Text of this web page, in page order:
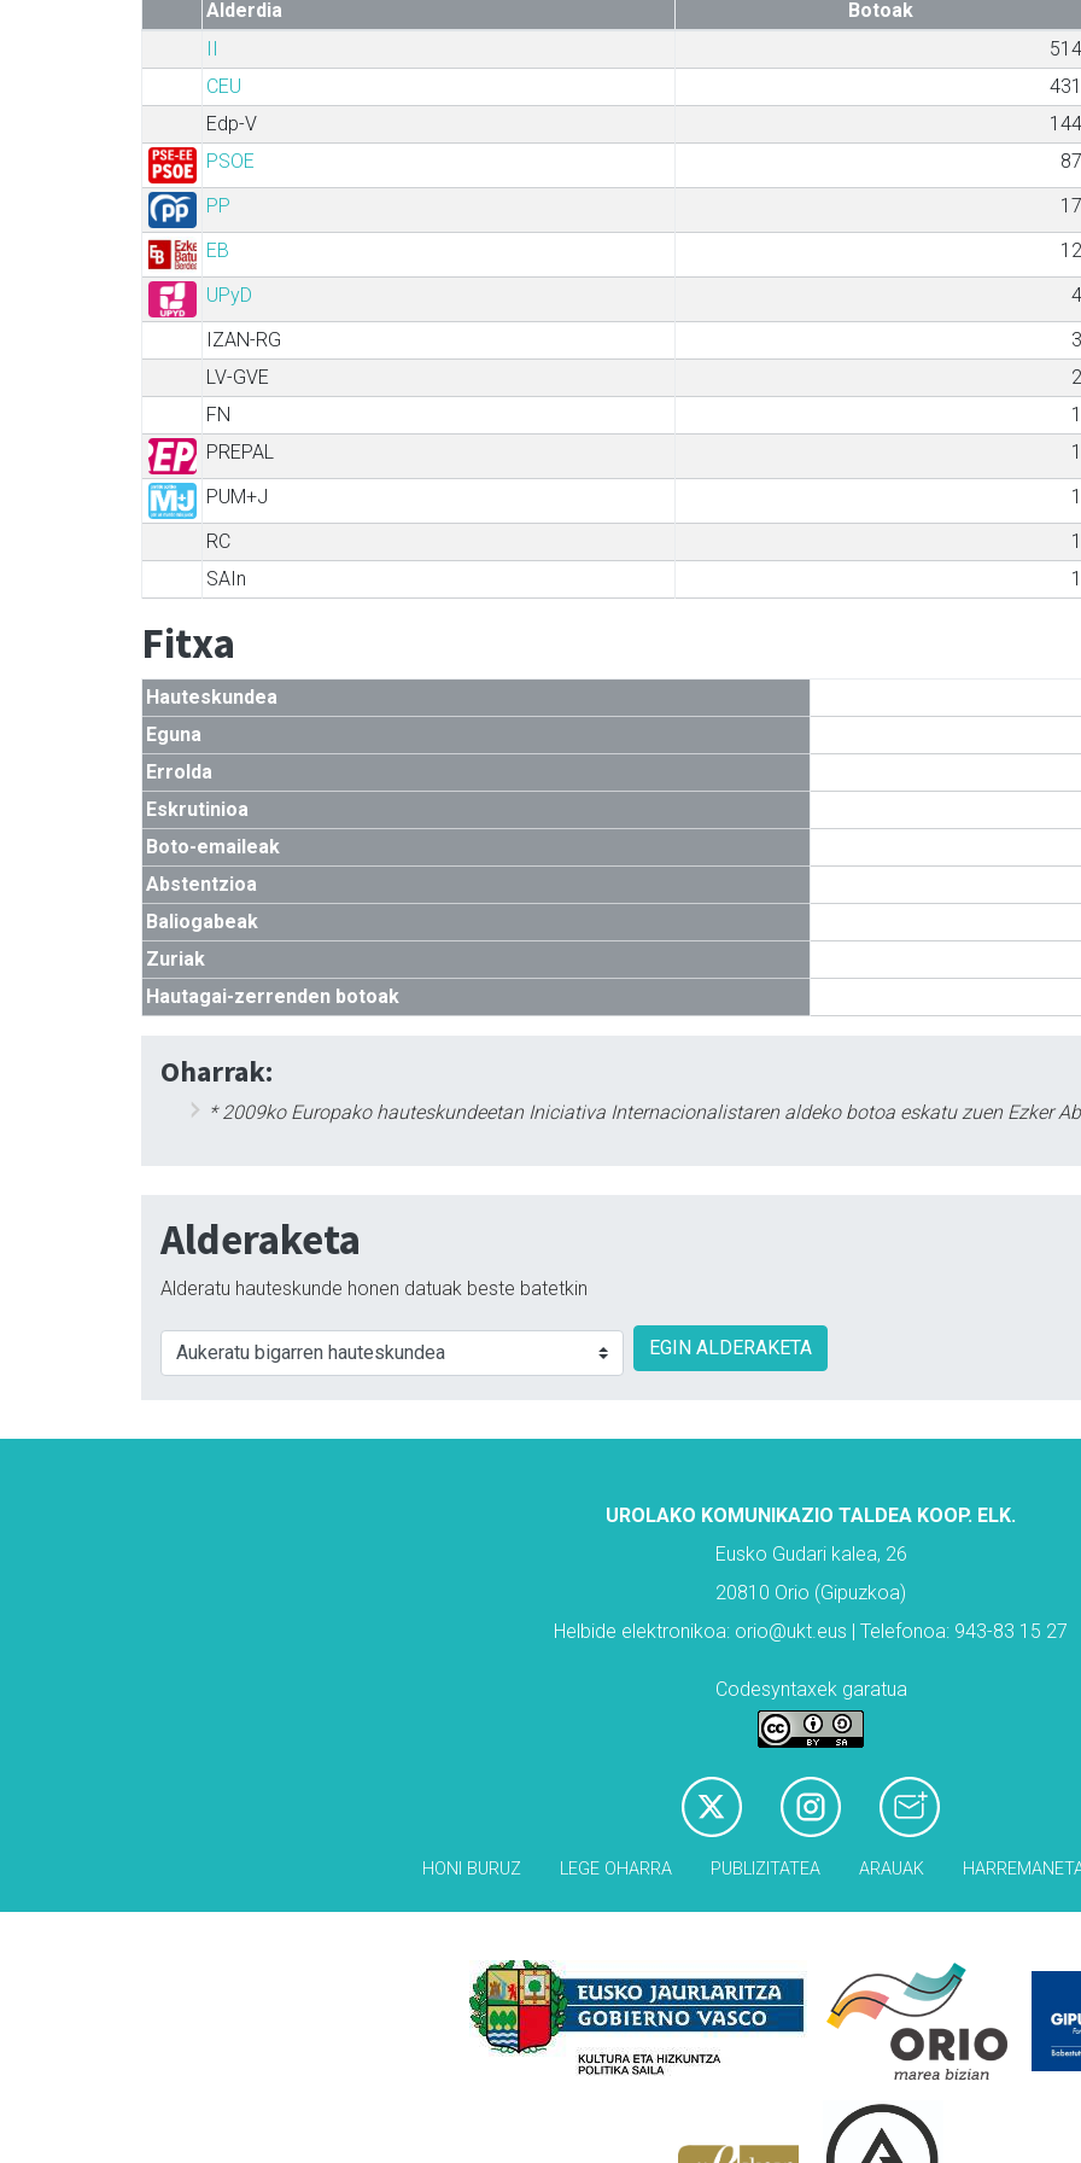
Alderdia Botoak
514
CEU
431
Edp-V
144
PSOE
87
PP
17
EB
12
UPyD
4
IZAN-RG
3
LV-GVE
2
FN
1
PREPAL
1
PUM+J
1
RC
1
SAIn
1
Fitxa
Hauteskundea
Eguna
Errolda
Eskrutinioa
Boto-emaileak
Abstentzioa
Baliogabeak
Zuriak
Hautagai-zerrenden botoak
Oharrak:
* 2009ko Europako hauteskundeetan Iniciativa Internacionalistaren aldeko botoa eskatu zuen Ezker
Alderaketa
Alderatu hauteskunde honen datuak beste batetkin
EGIN ALDERAKETA
UROLAKO KOMUNIKAZIO TALDEA KOOP. ELK.
Eusko Gudari kalea, 26
20810 Orio (Gipuzkoa)
Helbide elektronikoa: orio@ukt.eus | Telefonoa: 943-83 15 27
Codesyntaxek garatua
HONI BURUZ LEGE OHARRA PUBLIZITATEA ARAUAK